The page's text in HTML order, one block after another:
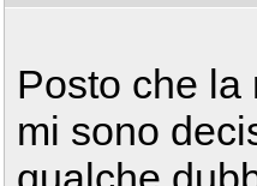
Posto che la
mi sono